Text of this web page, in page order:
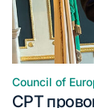
Council of
CPT